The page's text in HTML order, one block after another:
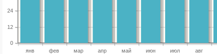
янв фев мар апр май июн июл авг
0
12
24